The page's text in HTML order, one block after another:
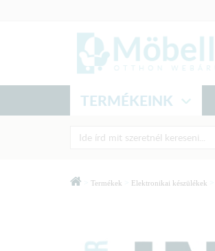
TERMÉKEINK
Termékek Elektronikai készülékek